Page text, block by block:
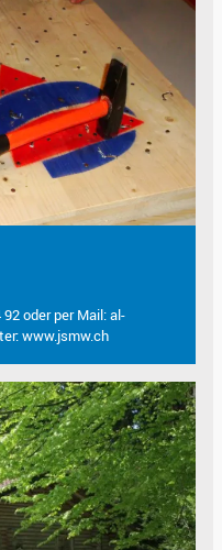
oder per Mail: al-
www.jsmw.ch